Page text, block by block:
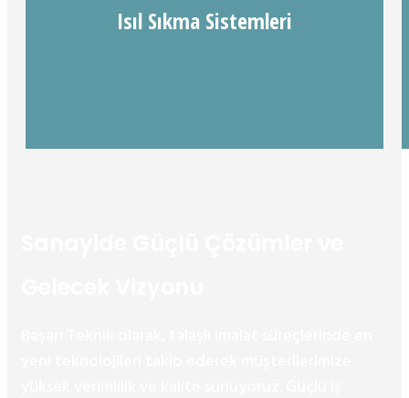
Isıl Sıkma Sistemleri
Milisaniyeler içinde güvenli sıkma.
Yüksek devirli uygulamalarda maksimum stabilite